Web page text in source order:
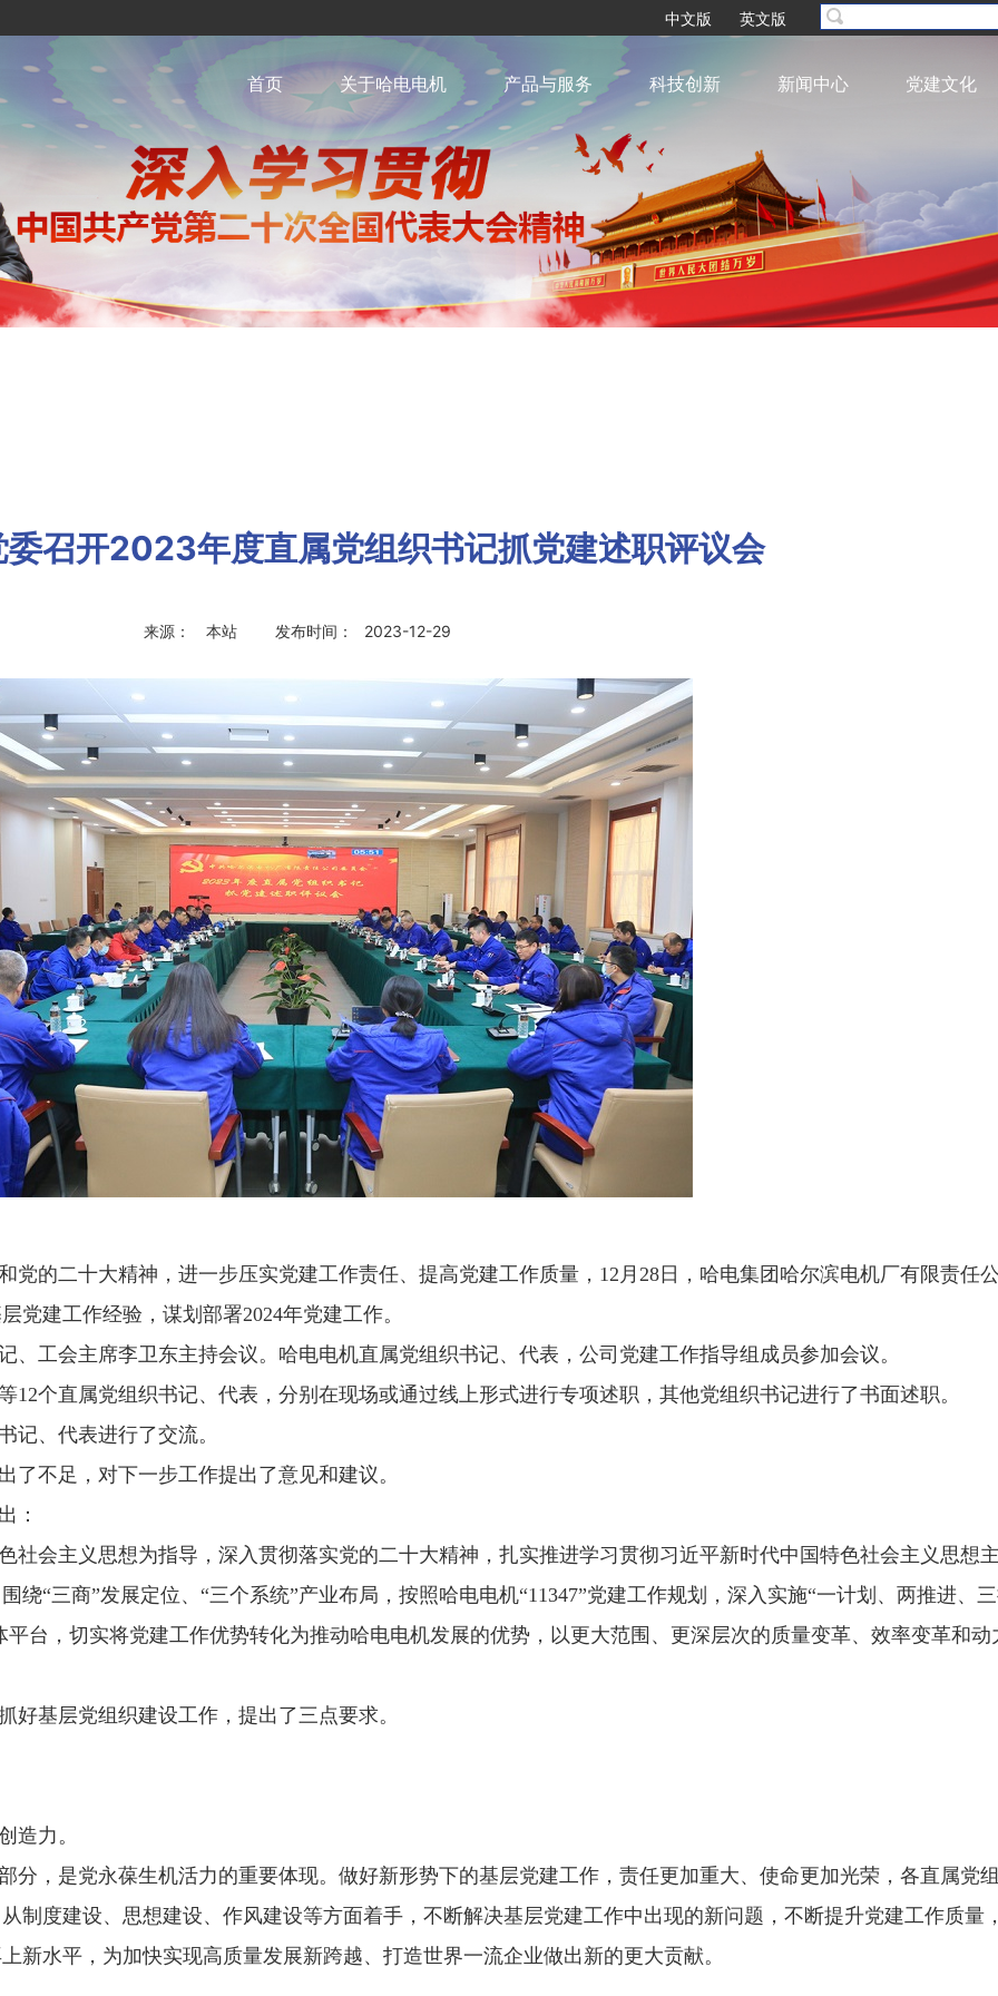
中文版 英文版
首页 关于哈电电机 产品与服务 科技创新 新闻中心 党建文化
召开2023年度直属党组织书记抓党建述职评议会
来源： 本站 发布时间： 2023-12-29
党的二十大精神，进一步压实党建工作责任、提高党建工作质量，12月28日，哈电集团哈尔滨电机厂有限责任
党建工作经验，谋划部署2024年党建工作。
工会主席李卫东主持会议。哈电电机直属党组织书记、代表，公司党建工作指导组成员参加会议。
个直属党组织书记、代表，分别在现场或通过线上形式进行专项述职，其他党组织书记进行了书面述职。
记、代表进行了交流。
不足，对下一步工作提出了意见和建议。
：
社会主义思想为指导，深入贯彻落实党的二十大精神，扎实推进学习贯彻习近平新时代中国特色社会主义思想
“三商”发展定位、“三个系统”产业布局，按照哈电电机“11347”党建工作规划，深入实施“一计划、两推进、
台，切实将党建工作优势转化为推动哈电电机发展的优势，以更大范围、更深层次的质量变革、效率变革和动
基层党组织建设工作，提出了三点要求。
造力。
分，是党永葆生机活力的重要体现。做好新形势下的基层党建工作，责任更加重大、使命更加光荣，各直属党
制度建设、思想建设、作风建设等方面着手，不断解决基层党建工作中出现的新问题，不断提升党建工作质量
新水平，为加快实现高质量发展新跨越、打造世界一流企业做出新的更大贡献。